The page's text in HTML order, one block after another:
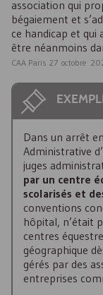
association qui
bégaiement et
ce handicap et qui
être néanmoins
CAA Paris 27 octobre
Dans un arrêt
Administrative
juges
par un centre
scolarisés et
conventions
hôpital, n’était
centres
géographique
gérés par des
entreprises